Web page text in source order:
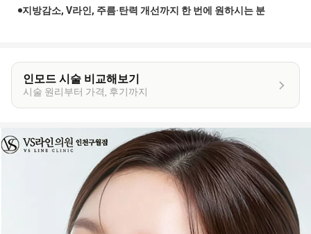
지방감소, V라인, 주름·탄력 개선까지 한 번에 원하시는 분
인모드 시술 비교해보기
시술 원리부터 가격, 후기까지
이